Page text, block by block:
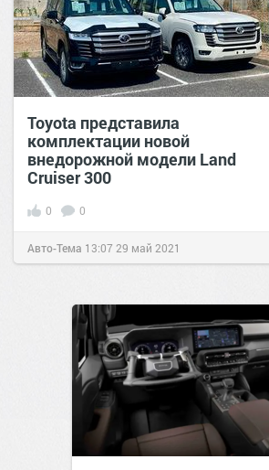
Toyota представила
комплектации новой
внедорожной модели Land
Cruiser 300
0 0
Авто-Тема 13:07 29 май 2021